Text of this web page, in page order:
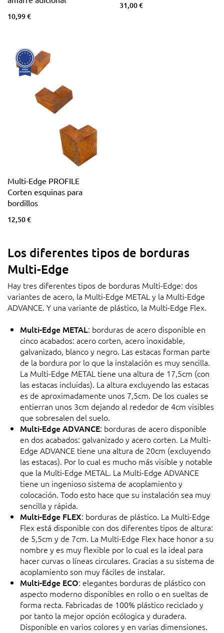
10,99 €
31,00 €
Multi-Edge PROFILE
Corten esquinas para
bordillos
12,50 €
Los diferentes tipos de borduras
Multi-Edge
Hay tres diferentes tipos de borduras Multi-Edge: dos
variantes de acero, la Multi-Edge METAL y la Multi-Edge
ADVANCE. Y una variante de plástico, la Multi-Edge Flex.
Multi-Edge METAL: borduras de acero disponible en
cinco acabados: acero corten, acero inoxidable,
galvanizado, blanco y negro. Las estacas forman parte
de la bordura por lo que la instalación es muy sencilla.
La Multi-Edge METAL tiene una altura de 17,5cm (con
las estacas incluidas). La altura excluyendo las estacas
es de aproximadamente unos 7,5cm. De los cuales se
entierran unos 3cm dejando al rededor de 4cm visibles
que sobresalen del suelo.
Multi-Edge ADVANCE: borduras de acero disponible
en dos acabados: galvanizado y acero corten. La Multi-
Edge ADVANCE tiene una altura de 20cm (excluyendo
las estacas). Por lo cual es mucho más visible y notable
que la Multi-Edge METAL. La Multi-Edge ADVANCE
tiene un ingenioso sistema de acoplamiento y
colocación. Todo esto hace que su instalación sea muy
sencilla y rápida.
Multi-Edge FLEX: borduras de plástico. La Multi-Edge
Flex está disponible con dos diferentes tipos de altura:
de 5,5cm y de 7cm. La Multi-Edge Flex hace honor a su
nombre y es muy flexible por lo cual es la ideal para
hacer curvas o líneas circulares. Gracias a su sistema de
acoplamiento son muy fáciles de instalar.
Multi-Edge ECO: elegantes borduras de plástico con
aspecto moderno disponibles en rollo o en sueltas de
forma recta. Fabricadas de 100% plástico reciclado y
por tanto la mejor opción ecólogica y duradera.
Disponible en varios colores y en varias dimensiones.